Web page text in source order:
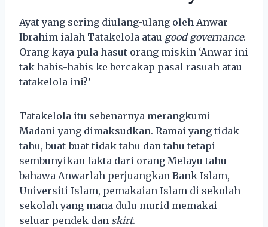
Ayat yang sering diulang-ulang oleh Anwar
Ibrahim ialah Tatakelola atau good governance.
Orang kaya pula hasut orang miskin ‘Anwar ini
tak habis-habis ke bercakap pasal rasuah atau
tatakelola ini?’
Tatakelola itu sebenarnya merangkumi
Madani yang dimaksudkan. Ramai yang tidak
tahu, buat-buat tidak tahu dan tahu tetapi
sembunyikan fakta dari orang Melayu tahu
bahawa Anwarlah perjuangkan Bank Islam,
Universiti Islam, pemakaian Islam di sekolah-
sekolah yang mana dulu murid memakai
seluar pendek dan skirt.